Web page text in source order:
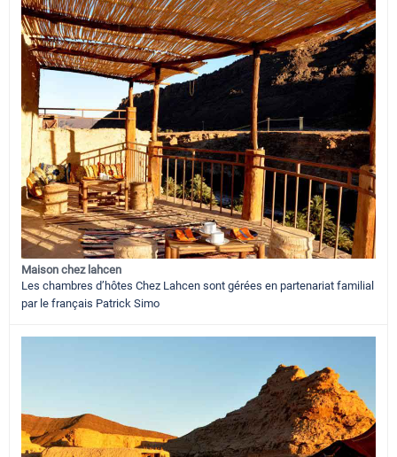
Maison chez lahcen
Les chambres d’hôtes Chez Lahcen sont gérées en partenariat familial
par le français Patrick Simo